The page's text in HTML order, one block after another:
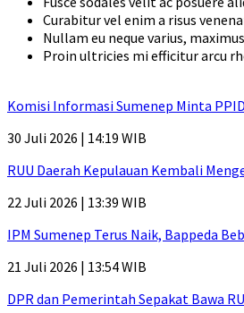
Curabitur vel enim a risus
Nullam eu neque varius,
Proin ultricies mi efficitur arcu
Komisi Informasi Sumenep Minta
30 Juli 2026 | 14:19 WIB
RUU Daerah Kepulauan Kembali
22 Juli 2026 | 13:39 WIB
IPM Sumenep Terus Naik, Bappeda
21 Juli 2026 | 13:54 WIB
DPR dan Pemerintah Sepakat Bawa